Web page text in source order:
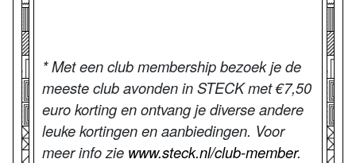
* Met een club membership bezoek je de
meeste club avonden in STECK met €7,50
euro korting en ontvang je diverse andere
leuke kortingen en aanbiedingen. Voor
meer info zie www.steck.nl/club-member.